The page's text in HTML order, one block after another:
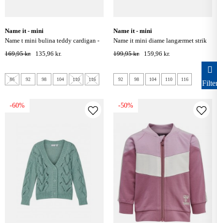
name it - mini
name t mini bulina teddy cardigan -
mauve mist
169,95 kr. 135,96 kr.
86 92 98 104 110 116
name it - mini
name it mini diame langærmet strik
cardigan - peyote melange
199,95 kr. 159,96 kr.
92 98 104 110 116
-60% -50%